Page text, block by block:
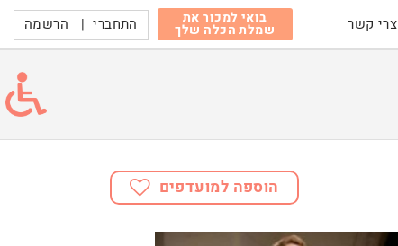
צרי קשר בואי למכור את
שמלת הכלה שלך התחברי | הרשמה
הוספה למועדפים